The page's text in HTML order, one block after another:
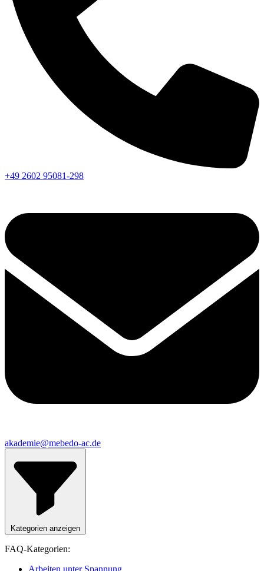
+49 2602 95081-298
akademie@mebedo-ac.de
Kategorien anzeigen
FAQ-Kategorien:
Arbeiten unter Spannung